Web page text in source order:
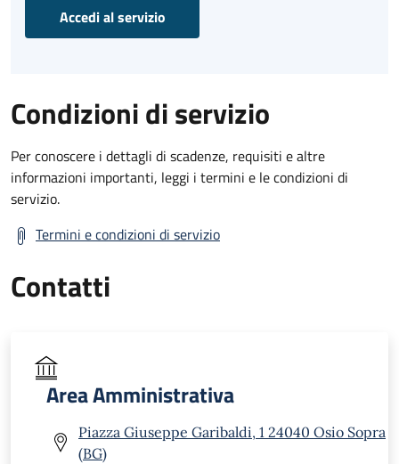
Accedi al servizio
Condizioni di servizio
Per conoscere i dettagli di scadenze, requisiti e altre
informazioni importanti, leggi i termini e le condizioni di
servizio.
Termini e condizioni di servizio
Contatti
Area Amministrativa
Piazza Giuseppe Garibaldi, 1 24040 Osio Sopra
(BG)